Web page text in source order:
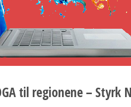
til regionene – Styrk